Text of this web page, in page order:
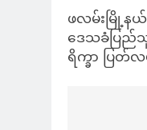
ဖလမ်းမြို့နယ်
ဒေသခံပြည်သူ
ရိက္ခာ ပြ